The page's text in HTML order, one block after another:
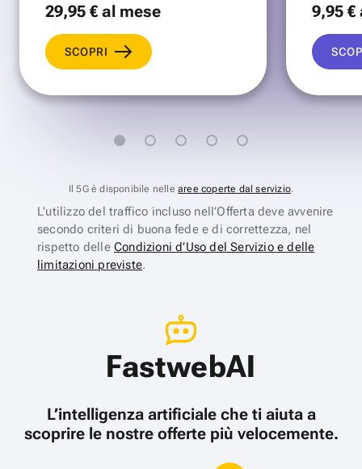
29,95 €al mese
SCOPRI
9,95 €
Il 5G è disponibile nelle aree coperte dal servizio.
L’utilizzo del traffico incluso nell’Offerta deve avvenire
secondo criteri di buona fede e di correttezza, nel
rispetto delle Condizioni d’Uso del Servizio e delle
limitazioni previste.
FastwebAI
L’intelligenza artificiale che ti aiuta a
scoprire le nostre offerte più velocemente.